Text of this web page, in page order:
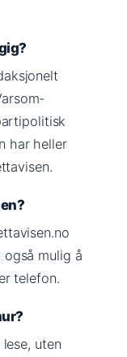
har heller
også mulig å
telefon.
uten